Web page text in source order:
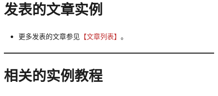
发表的文章实例
更多发表的文章参见 【文章列表】 。
相关的实例教程